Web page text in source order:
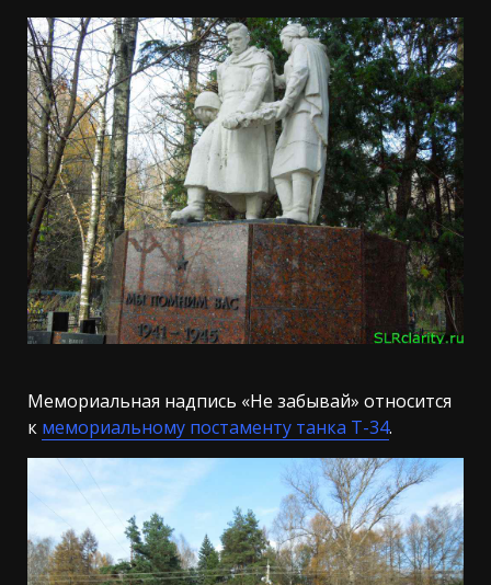
Мемориальная надпись «Не забывай» относится
к мемориальному постаменту танка Т-34.